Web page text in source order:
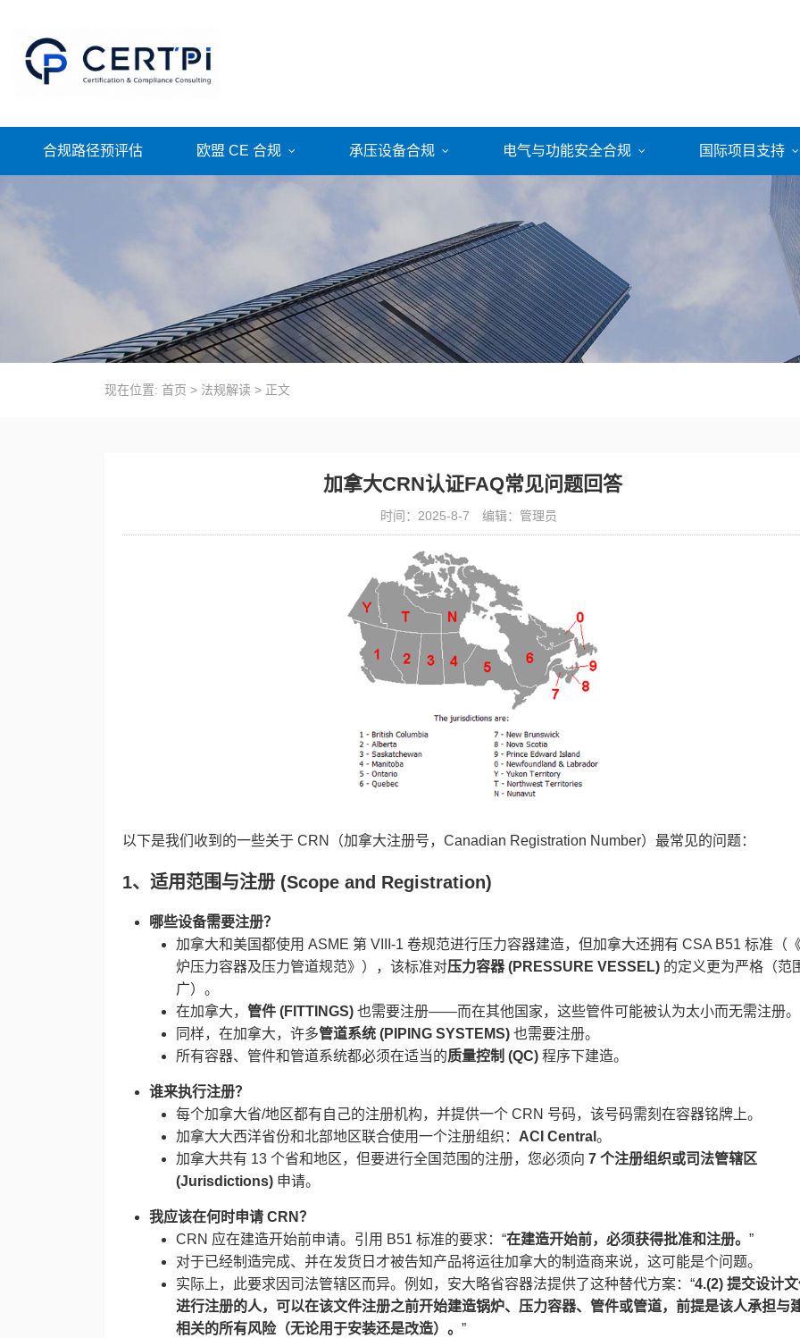
合规路径预评估 欧盟 CE 合规 承压设备合规 电气与功能安全合规 国际项目支持
现在位置: 首页 > 法规解读 > 正文
加拿大CRN认证FAQ常见问题回答
时间：2025-8-7 编辑：管理员
以下是我们收到的一些关于 CRN（加拿大注册号，Canadian Registration Number）最常见的问题：
​1、 适用范围与注册 (Scope and Registration)​
哪些设备需要注册？​
加拿大和美国都使用 ASME 第 VIII-1 卷规范进行压力容器建造，但加拿大还拥有 CSA B51 标准（
炉压力容器及压力管道规范》），该标准对压力容器 (PRESSURE VESSEL)​ 的定义更为严格（范
广）。
在加拿大，​ 管件 (FITTINGS)​ ​ 也需要注册——而在其他国家，这些管件可能被认为太小而无需注册。
同样，在加拿大，许多管道系统 (PIPING SYSTEMS)​ ​ 也需要注册。
所有容器、管件和管道系统都必须在适当的质量控制 (QC)​ ​ 程序下建造。
谁来执行注册？​
每个加拿大省/地区都有自己的注册机构，并提供一个 CRN 号码，该号码需刻在容器铭牌上。
加拿大大西洋省份和北部地区联合使用一个注册组织：​ ACI Central 。
加拿大共有 13 个省和地区，但要进行全国范围的注册，您必须向 ​ 7 个注册组织或司法管辖区
(Jurisdictions)​ ​ 申请。
我应该在何时申请 CRN？​
CRN 应在建造开始前申请。引用 B51 标准的要求：“在建造开始前，必须获得批准和注册。​ ”
对于已经制造完成、并在发货日才被告知产品将运往加拿大的制造商来说，这可能是个问题。
实际上，此要求因司法管辖区而异。例如，安大略省容器法提供了这种替代方案：“4.(2) 提交设计
进行注册的人，可以在该文件注册之前开始建造锅炉、压力容器、管件或管道，前提是该人承担与
相关的所有风险（无论用于安装还是改造）。​ ”